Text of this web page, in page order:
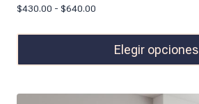
$430.00 - $640.00
Elegir opciones